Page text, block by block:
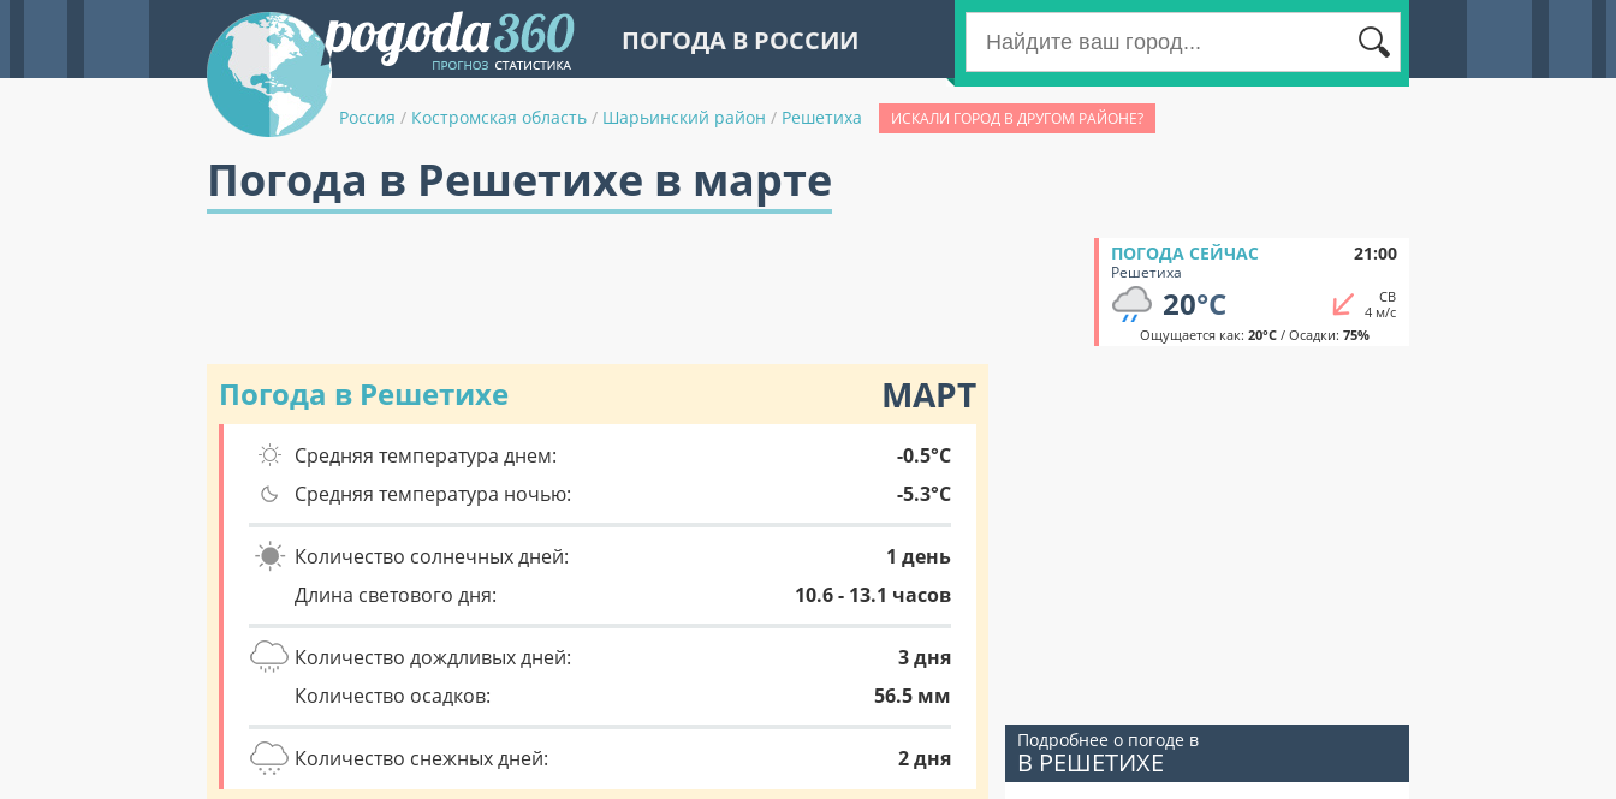
ПОГОДА В РОССИИ
Россия / Костромская область / Шарьинский район / Решетиха ИСКАЛИ ГОРОД В ДРУГОМ РАЙОНЕ?
Погода в Решетихе в марте
ПОГОДА СЕЙЧАС 21:00
Решетиха
20°C
СВ
4 м/с
Ощущается как: 20°C/ Осадки: 75%
Погода в Решетихе МАРТ
Средняя температура днем:
-0.5°C
Средняя температура ночью:
-5.3°C
Количество солнечных дней:
1 день
Длина светового дня:
10.6 - 13.1 часов
Количество дождливых дней:
3 дня
Количество осадков:
56.5 мм
Количество снежных дней: 2 дня
Подробнее о погоде в
В РЕШЕТИХЕ